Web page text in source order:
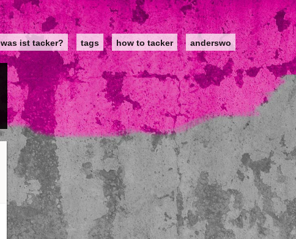
was ist tacker? tags how to tacker anderswo